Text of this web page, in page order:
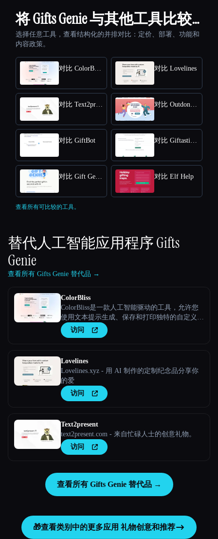
将 Gifts Genie 与其他工具比较…
选择任意工具，查看结构化的并排对比：定价、部署、功能和
内容政策。
对比 Lovelines
对比 GiftBot
对比 Elf Help
查看所有可比较的工具。
替代人工智能应用程序Gifts
Genie
查看所有 Gifts Genie 替代品 →
ColorBliss
ColorBliss是一款人工智能驱动的工具，允许您
使用文本提示生成、保存和打印独特的自定义着
色表，从照片甚至自己的照片中进行转换。
访问
Lovelines
Lovelines.xyz - 用 AI 制作的定制纪念品分享你
的爱
访问
Text2present
text2present.com - 来自忙碌人士的创意礼物。
访问
查看所有 Gifts Genie 替代品 →
🎁查看类别中的更多应用 礼物创意和推荐